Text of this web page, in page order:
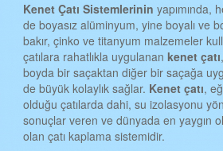
TRABZON KENET ÇATI
ŞANLIURFA KENET ÇATI
TUNCELİ KENET ÇATI
UŞAK KENET ÇATI
VAN KENET ÇATI
KenetÇatıSistemlerininyapımında,
de boyasız alüminyum, yine boyalı ve
bakır, çinko ve titanyum malzemeler
çatılara rahatlıkla uygulanankenet çatı
boyda bir saçaktan diğer bir saçağa
de büyük kolaylık sağlar. Kenet çatı,
olduğu çatılarda dahi, su izolasyonu
sonuçlar veren ve dünyada en yaygın
olan çatı kaplama sistemidir.